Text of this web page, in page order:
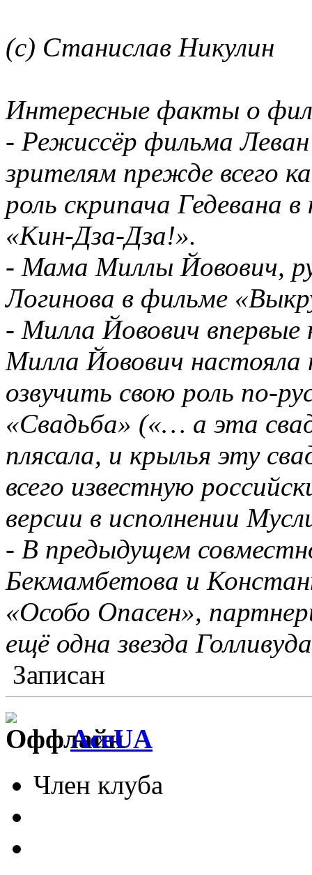
(с) Станислав Никулин
Интересные факты о
- Режиссёр фильма Леван
зрителям прежде всего
роль скрипача Гедевана
«Кин-Дза-Дза!».
- Мама Миллы Йовович,
Логинова в фильме
- Милла Йовович впервые
Милла Йовович
озвучить свою роль по-
«Свадьба» («… а эта
плясала, и крылья эту
всего известную
версии в исполнении
- В предыдущем
Бекмамбетова и
«Особо Опасен»,
ещё одна звезда
Записан
AceUA
Член клуба